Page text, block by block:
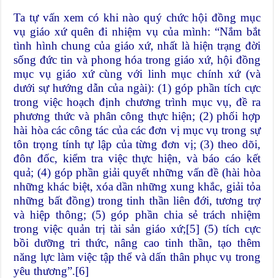
Ta tự vấn xem có khi nào quý chức hội đồng mục
vụ giáo xứ quên đi nhiệm vụ của mình: “Nắm bắt
tình hình chung của giáo xứ, nhất là hiện trạng đời
sống đức tin và phong hóa trong giáo xứ, hội đồng
mục vụ giáo xứ cùng với linh mục chính xứ (và
dưới sự hướng dẫn của ngài): (1) góp phần tích cực
trong việc hoạch định chương trình mục vụ, đề ra
phương thức và phân công thực hiện; (2) phối hợp
hài hòa các công tác của các đơn vị mục vụ trong sự
tôn trọng tính tự lập của từng đơn vị; (3) theo dõi,
đôn đốc, kiểm tra việc thực hiện, và báo cáo kết
quả; (4) góp phần giải quyết những vấn đề (hài hòa
những khác biệt, xóa dần những xung khắc, giải tỏa
những bất đồng) trong tinh thần liên đới, tương trợ
và hiệp thông; (5) góp phần chia sẻ trách nhiệm
trong việc quản trị tài sản giáo xứ;[5] (5) tích cực
bồi dưỡng tri thức, nâng cao tinh thần, tạo thêm
năng lực làm việc tập thể và dấn thân phục vụ trong
yêu thương”.[6]